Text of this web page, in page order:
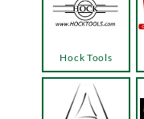
Hock Tools